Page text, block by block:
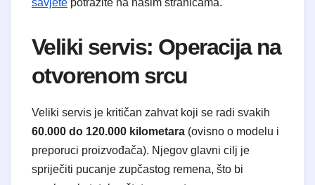
savjete potražite na našim stranicama.
​Veliki servis: Operacija na
otvorenom srcu
​Veliki servis je kritičan zahvat koji se radi svakih
60.000 do 120.000 kilometara (ovisno o modelu i
preporuci proizvođača). Njegov glavni cilj je
spriječiti pucanje zupčastog remena, što bi